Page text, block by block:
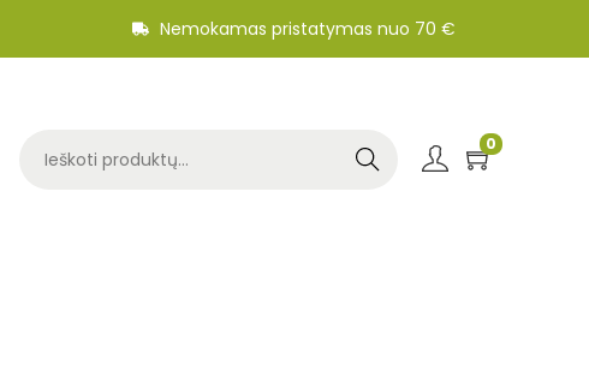
Nemokamas pristatymas nuo 70 €
Search
0